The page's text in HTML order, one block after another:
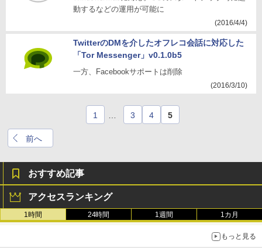
動するなどの運用が可能に
(2016/4/4)
TwitterのDMを介したオフレコ会話に対応した
「Tor Messenger」v0.1.0b5
一方、Facebookサポートは削除
(2016/3/10)
前へ
1 3 4 5
おすすめ記事
アクセスランキング
1時間 24時間 1週間 1カ月
もっと見る